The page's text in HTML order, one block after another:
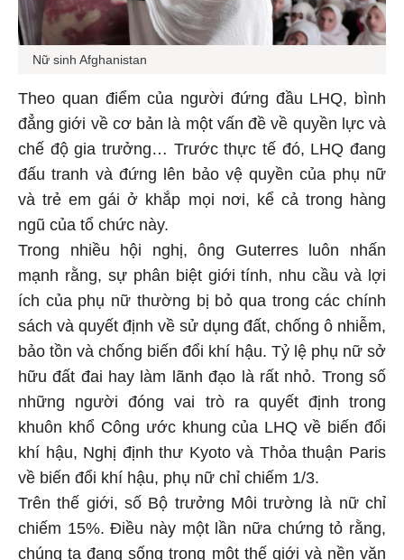
Nữ sinh Afghanistan
Theo quan điểm của người đứng đầu LHQ, bình
đẳng giới về cơ bản là một vấn đề về quyền lực và
chế độ gia trưởng… Trước thực tế đó, LHQ đang
đấu tranh và đứng lên bảo vệ quyền của phụ nữ
và trẻ em gái ở khắp mọi nơi, kể cả trong hàng
ngũ của tổ chức này.
Trong nhiều hội nghị, ông Guterres luôn nhấn
mạnh rằng, sự phân biệt giới tính, nhu cầu và lợi
ích của phụ nữ thường bị bỏ qua trong các chính
sách và quyết định về sử dụng đất, chống ô nhiễm,
bảo tồn và chống biến đổi khí hậu. Tỷ lệ phụ nữ sở
hữu đất đai hay làm lãnh đạo là rất nhỏ. Trong số
những người đóng vai trò ra quyết định trong
khuôn khổ Công ước khung của LHQ về biến đổi
khí hậu, Nghị định thư Kyoto và Thỏa thuận Paris
về biến đổi khí hậu, phụ nữ chỉ chiếm 1/3.
Trên thế giới, số Bộ trưởng Môi trường là nữ chỉ
chiếm 15%. Điều này một lần nữa chứng tỏ rằng,
chúng ta đang sống trong một thế giới và nền văn